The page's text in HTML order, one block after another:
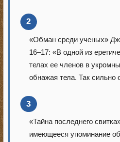
2
«Обман среди ученых»
16–17: «В одной из
телах ее членов в
обнажая тела. Так сильно
3
«Тайна последнего
имеющееся упоминание